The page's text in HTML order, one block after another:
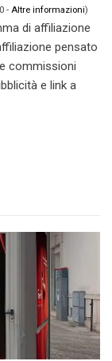
- Altre informazioni)
di affiliazione
pensato
commissioni
e link a